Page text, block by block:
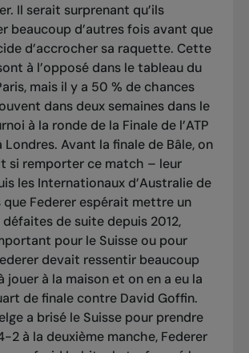
Il serait surprenant qu’ils
beaucoup d’autres fois avant que
d’accrocher sa raquette. Cette
à l’opposé dans le tableau du
mais il y a 50 % de chances
dans deux semaines dans le
à la ronde de la Finale de l’ATP
Londres. Avant la finale de Bâle, on
si remporter ce match – leur
les Internationaux d’Australie de
que Federer espérait mettre un
de suite depuis 2012,
pour le Suisse ou pour
devait ressentir beaucoup
jouer à la maison et on en a eu la
de finale contre David Goffin.
a brisé le Suisse pour prendre
2 à la deuxième manche, Federer